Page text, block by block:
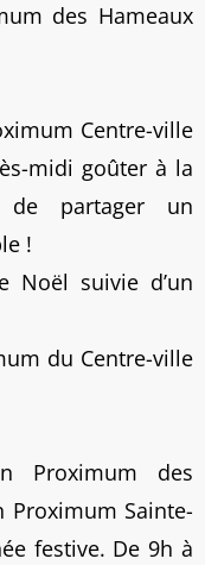
des Hameaux
Centre-ville
midi goûter à la
de partager un
!
Noël suivie d’un
du Centre-ville
Proximum des
Proximum Sainte-
festive. De 9h à